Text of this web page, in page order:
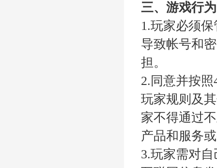
三、游戏行
1.玩家必须
导致帐号和
担。
2.同意并按照
玩家规则及
家不得通过
产品和服务
3.玩家需对